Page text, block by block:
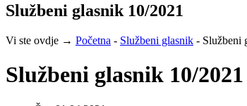
Službeni glasnik 10/2021
Vi ste ovdje → Početna - Službeni glasnik - Službeni
Službeni glasnik 10/2021